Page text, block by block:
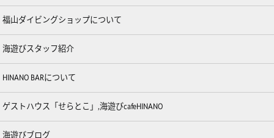
福山ダイビングショップについて
海遊びスタッフ紹介
HINANO BARについて
ゲストハウス「せらとこ」,海遊びcafeHINANO
海遊びブログ